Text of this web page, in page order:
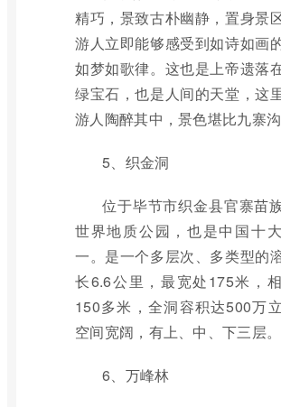
精巧，景致古朴幽静，置身景
游人立即能够感受到如诗如画
如梦如歌律。这也是上帝遗落
绿宝石，也是人间的天堂，这
游人陶醉其中，景色堪比九寨沟
5、织金洞
位于毕节市织金县官寨苗
世界地质公园，也是中国十
一。是一个多层次、多类型的
长6.6公里，最宽处175米，
150多米，全洞容积达500万
空间宽阔，有上、中、下三层。
6、万峰林